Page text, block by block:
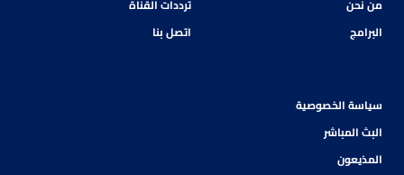
من نحن
البرامج
ترددات القناة
اتصل بنا
سياسة الخصوصية
البث المباشر
المذيعون